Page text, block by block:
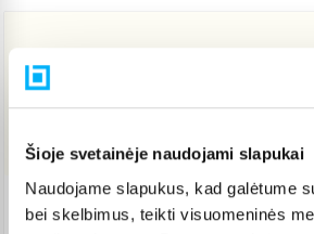
Šioje svetainėje naudojami slapukai
Naudojame slapukus, kad galėtume
bei skelbimus, teikti visuomeninės
33,32 €
Pristatymas Lietuvoje: 5-9 d.d.